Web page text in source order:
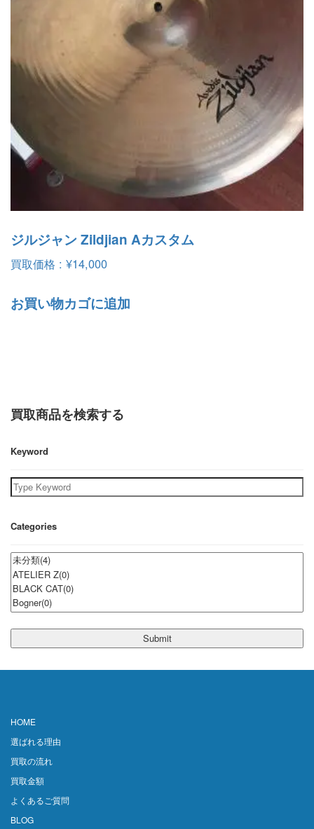
ジルジャン Zildjian Aカスタム
買取価格 : ¥14,000
お買い物カゴに追加
買取商品を検索する
Keyword
Categories
HOME
選ばれる理由
買取の流れ
買取金額
よくあるご質問
BLOG